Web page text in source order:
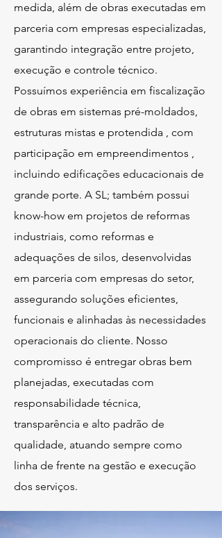
medida, além de obras executadas em
parceria com empresas especializadas,
garantindo integração entre projeto,
execução e controle técnico.
Possuímos experiência em fiscalização
de obras em sistemas pré-moldados,
estruturas mistas e protendida , com
participação em empreendimentos ,
incluindo edificações educacionais de
grande porte. A SL; também possui
know-how em projetos de reformas
industriais, como reformas e
adequações de silos, desenvolvidas
em parceria com empresas do setor,
assegurando soluções eficientes,
funcionais e alinhadas às necessidades
operacionais do cliente. Nosso
compromisso é entregar obras bem
planejadas, executadas com
responsabilidade técnica,
transparência e alto padrão de
qualidade, atuando sempre como
linha de frente na gestão e execução
dos serviços.